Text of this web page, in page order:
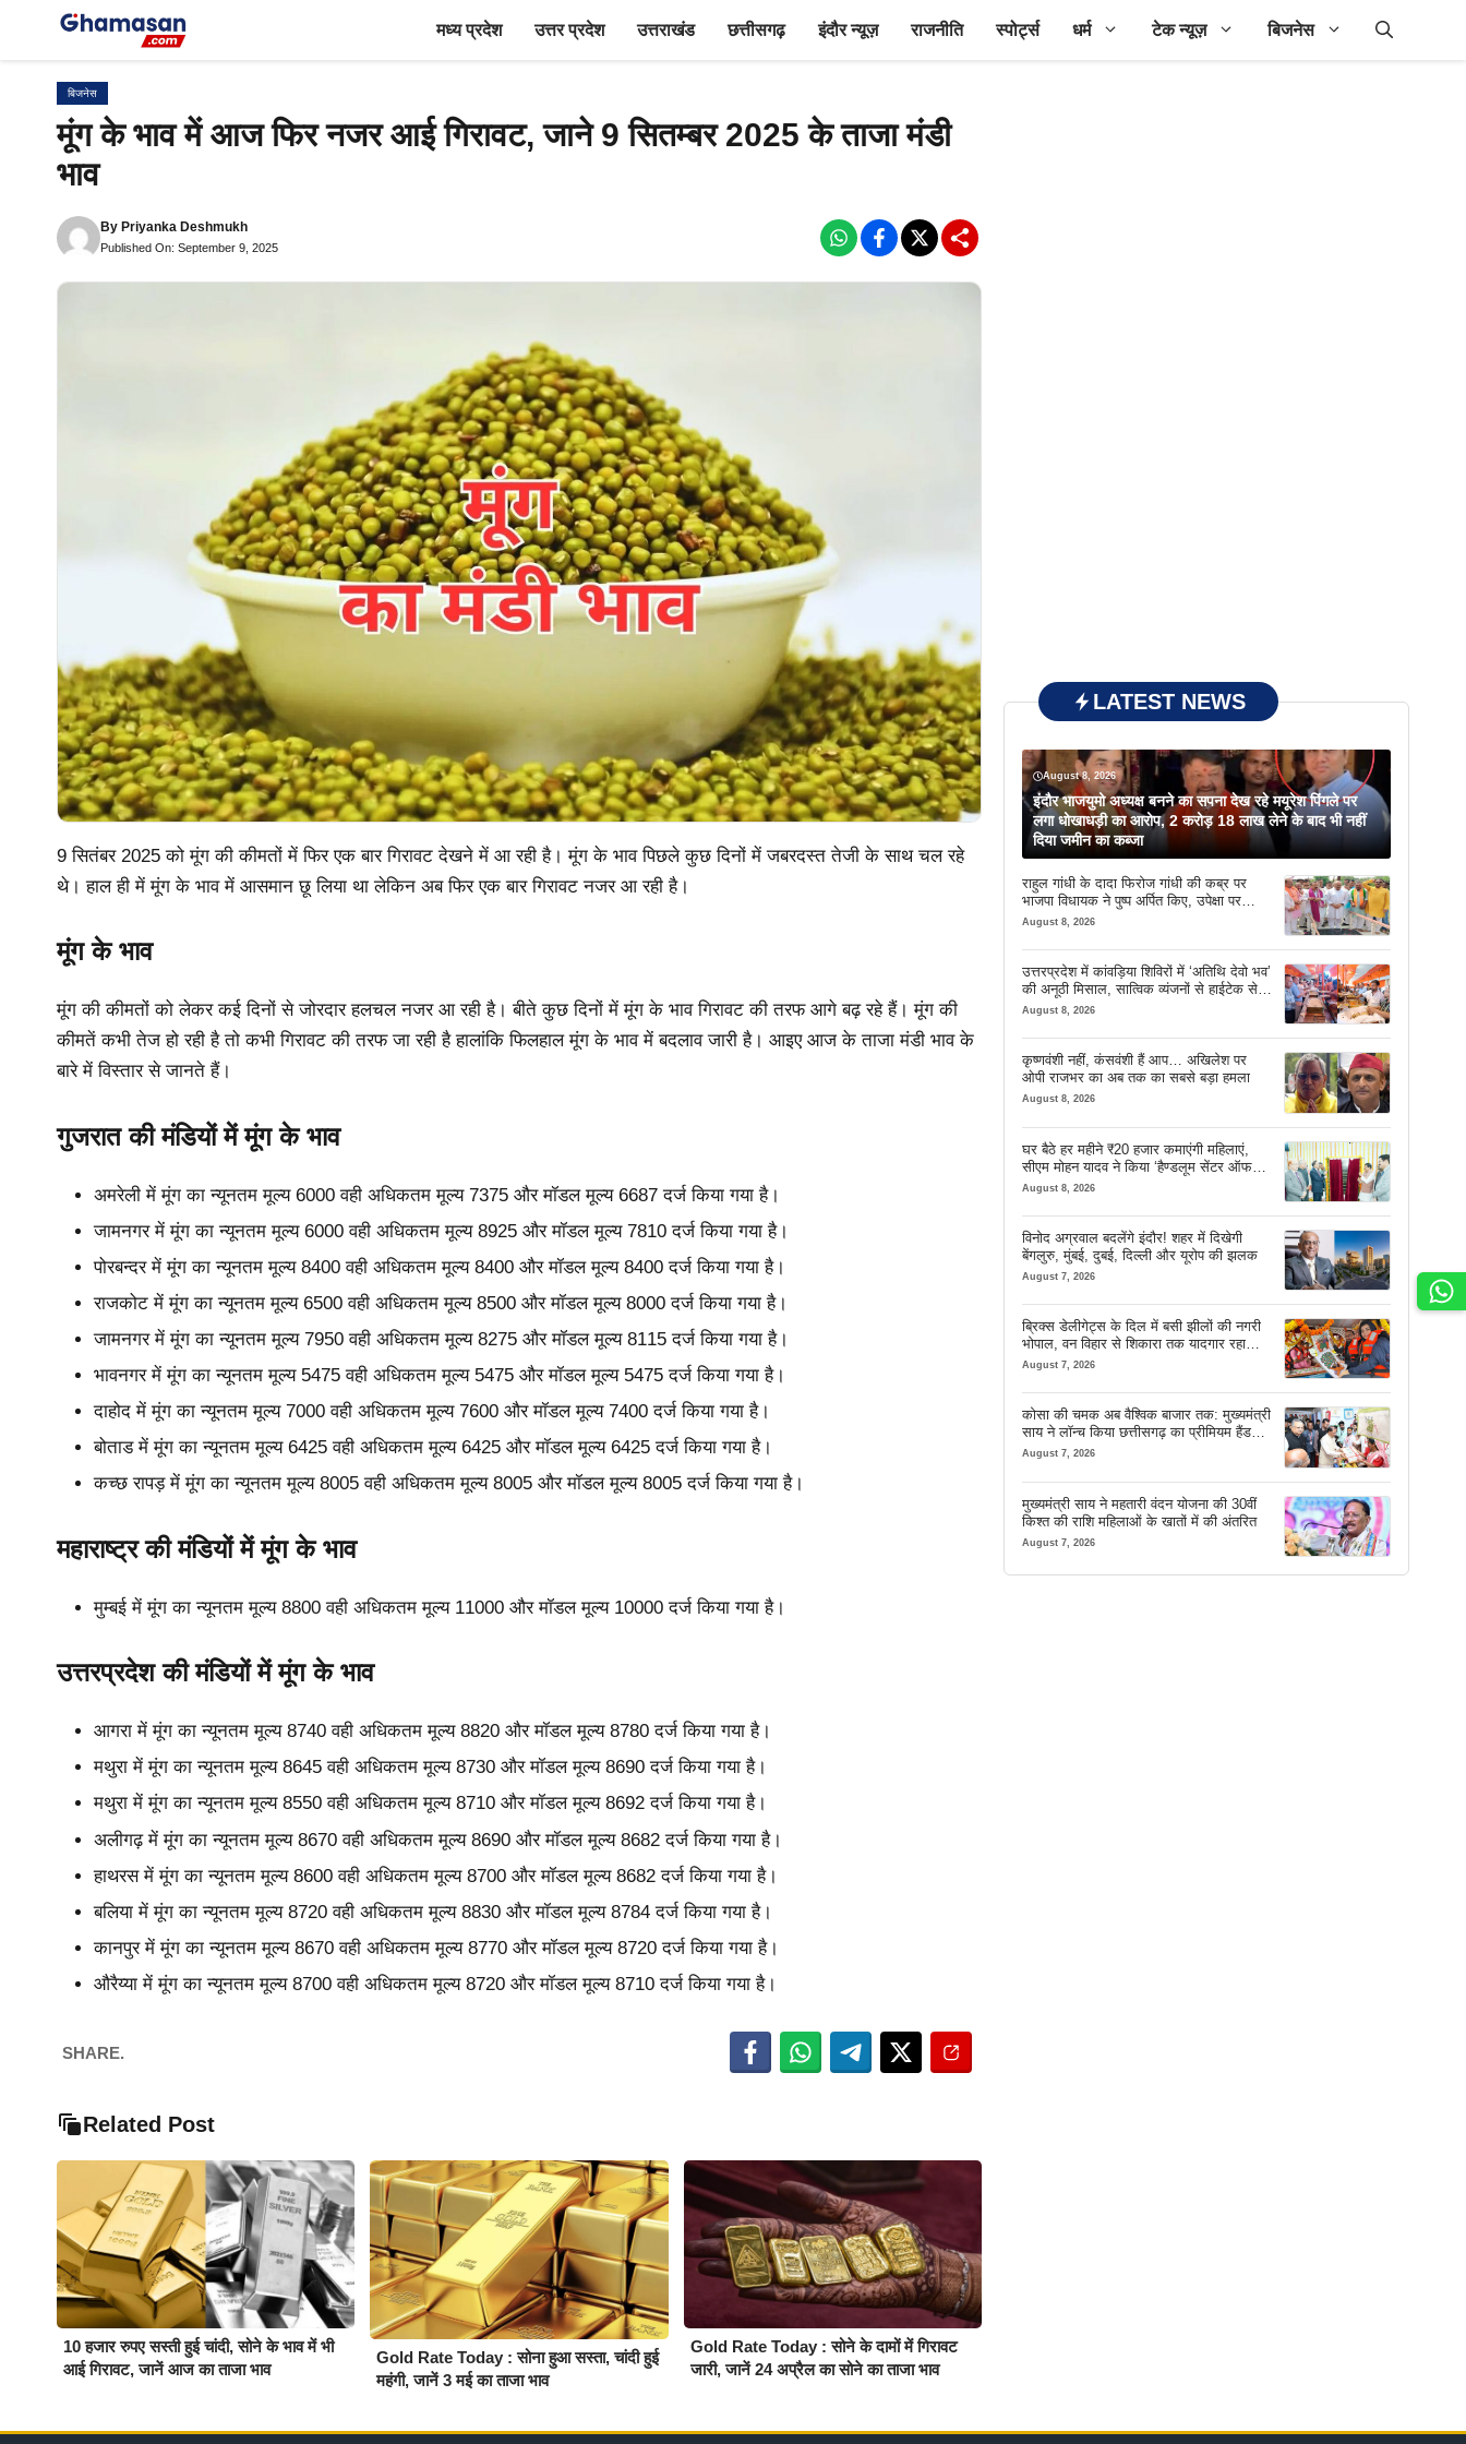
मध्य प्रदेश उत्तर प्रदेश उत्तराखंड छत्तीसगढ़ इंदौर न्यूज़ राजनीति स्पोर्ट्स धर्म टेक न्यूज़ बिजनेस
बिजनेस
मूंग के भाव में आज फिर नजर आई गिरावट, जाने 9 सितम्बर 2025 के ताजा मंडी
भाव
By Priyanka Deshmukh
Published On: September 9, 2025
9 सितंबर 2025 को मूंग की कीमतों में फिर एक बार गिरावट देखने में आ रही है। मूंग के भाव पिछले कुछ दिनों में जबरदस्त तेजी के साथ चल रहे
थे। हाल ही में मूंग के भाव में आसमान छू लिया था लेकिन अब फिर एक बार गिरावट नजर आ रही है।
मूंग के भाव
मूंग की कीमतों को लेकर कई दिनों से जोरदार हलचल नजर आ रही है। बीते कुछ दिनों में मूंग के भाव गिरावट की तरफ आगे बढ़ रहे हैं। मूंग की
कीमतें कभी तेज हो रही है तो कभी गिरावट की तरफ जा रही है हालांकि फिलहाल मूंग के भाव में बदलाव जारी है। आइए आज के ताजा मंडी भाव के
बारे में विस्तार से जानते हैं।
गुजरात की मंडियों में मूंग के भाव
अमरेली में मूंग का न्यूनतम मूल्य 6000 वही अधिकतम मूल्य 7375 और मॉडल मूल्य 6687 दर्ज किया गया है।
जामनगर में मूंग का न्यूनतम मूल्य 6000 वही अधिकतम मूल्य 8925 और मॉडल मूल्य 7810 दर्ज किया गया है।
पोरबन्दर में मूंग का न्यूनतम मूल्य 8400 वही अधिकतम मूल्य 8400 और मॉडल मूल्य 8400 दर्ज किया गया है।
राजकोट में मूंग का न्यूनतम मूल्य 6500 वही अधिकतम मूल्य 8500 और मॉडल मूल्य 8000 दर्ज किया गया है।
जामनगर में मूंग का न्यूनतम मूल्य 7950 वही अधिकतम मूल्य 8275 और मॉडल मूल्य 8115 दर्ज किया गया है।
भावनगर में मूंग का न्यूनतम मूल्य 5475 वही अधिकतम मूल्य 5475 और मॉडल मूल्य 5475 दर्ज किया गया है।
दाहोद में मूंग का न्यूनतम मूल्य 7000 वही अधिकतम मूल्य 7600 और मॉडल मूल्य 7400 दर्ज किया गया है।
बोताड में मूंग का न्यूनतम मूल्य 6425 वही अधिकतम मूल्य 6425 और मॉडल मूल्य 6425 दर्ज किया गया है।
कच्छ रापड़ में मूंग का न्यूनतम मूल्य 8005 वही अधिकतम मूल्य 8005 और मॉडल मूल्य 8005 दर्ज किया गया है।
महाराष्ट्र की मंडियों में मूंग के भाव
मुम्बई में मूंग का न्यूनतम मूल्य 8800 वही अधिकतम मूल्य 11000 और मॉडल मूल्य 10000 दर्ज किया गया है।
उत्तरप्रदेश की मंडियों में मूंग के भाव
आगरा में मूंग का न्यूनतम मूल्य 8740 वही अधिकतम मूल्य 8820 और मॉडल मूल्य 8780 दर्ज किया गया है।
मथुरा में मूंग का न्यूनतम मूल्य 8645 वही अधिकतम मूल्य 8730 और मॉडल मूल्य 8690 दर्ज किया गया है।
मथुरा में मूंग का न्यूनतम मूल्य 8550 वही अधिकतम मूल्य 8710 और मॉडल मूल्य 8692 दर्ज किया गया है।
अलीगढ़ में मूंग का न्यूनतम मूल्य 8670 वही अधिकतम मूल्य 8690 और मॉडल मूल्य 8682 दर्ज किया गया है।
हाथरस में मूंग का न्यूनतम मूल्य 8600 वही अधिकतम मूल्य 8700 और मॉडल मूल्य 8682 दर्ज किया गया है।
बलिया में मूंग का न्यूनतम मूल्य 8720 वही अधिकतम मूल्य 8830 और मॉडल मूल्य 8784 दर्ज किया गया है।
कानपुर में मूंग का न्यूनतम मूल्य 8670 वही अधिकतम मूल्य 8770 और मॉडल मूल्य 8720 दर्ज किया गया है।
औरैय्या में मूंग का न्यूनतम मूल्य 8700 वही अधिकतम मूल्य 8720 और मॉडल मूल्य 8710 दर्ज किया गया है।
SHARE.
Related Post
10 हजार रुपए सस्ती हुई चांदी, सोने के भाव में भी
आई गिरावट, जानें आज का ताजा भाव
Gold Rate Today : सोना हुआ सस्ता, चांदी हुई
महंगी, जानें 3 मई का ताजा भाव
Gold Rate Today : सोने के दामों में गिरावट
जारी, जानें 24 अप्रैल का सोने का ताजा भाव
LATEST NEWS
August 8, 2026
इंदौर भाजयुमो अध्यक्ष बनने का सपना देख रहे मयूरेश पिंगले पर
लगा धोखाधड़ी का आरोप, 2 करोड़ 18 लाख लेने के बाद भी नहीं
दिया जमीन का कब्जा
राहुल गांधी के दादा फिरोज गांधी की कब्र पर
भाजपा विधायक ने पुष्प अर्पित किए, उपेक्षा पर
दिखाया आईना
August 8, 2026
उत्तरप्रदेश में कांवड़िया शिविरों में ‘अतिथि देवो भव’
की अनूठी मिसाल, सात्विक व्यंजनों से हाईटेक सेवा
तक खास इंतजाम
August 8, 2026
कृष्णवंशी नहीं, कंसवंशी हैं आप… अखिलेश पर
ओपी राजभर का अब तक का सबसे बड़ा हमला
August 8, 2026
घर बैठे हर महीने ₹20 हजार कमाएंगी महिलाएं,
सीएम मोहन यादव ने किया ‘हैण्डलूम सेंटर ऑफ
एक्सीलेंस’ का शुभारंभ
August 8, 2026
विनोद अग्रवाल बदलेंगे इंदौर! शहर में दिखेगी
बेंगलुरु, मुंबई, दुबई, दिल्ली और यूरोप की झलक
August 7, 2026
ब्रिक्स डेलीगेट्स के दिल में बसी झीलों की नगरी
भोपाल, वन विहार से शिकारा तक यादगार रहा
सफर
August 7, 2026
कोसा की चमक अब वैश्विक बाजार तक: मुख्यमंत्री
साय ने लॉन्च किया छत्तीसगढ़ का प्रीमियम हैंडलूम
ब्रांड ‘कोशल फैब’
August 7, 2026
मुख्यमंत्री साय ने महतारी वंदन योजना की 30वीं
किश्त की राशि महिलाओं के खातों में की अंतरित
August 7, 2026